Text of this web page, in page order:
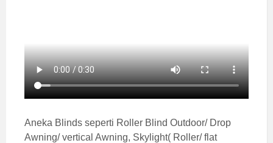
Aneka Blinds seperti Roller Blind Outdoor/ Drop
Awning/ vertical Awning, Skylight( Roller/ flat